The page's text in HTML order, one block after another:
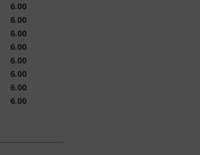
6.00
6.00
6.00
6.00
6.00
6.00
6.00
6.00